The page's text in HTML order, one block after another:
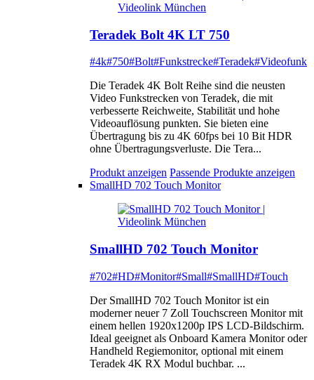
Teradek Bolt 4K LT 750
#4k#750#Bolt#Funkstrecke#Teradek#Videofunk
Die Teradek 4K Bolt Reihe sind die neusten
Video Funkstrecken von Teradek, die mit
verbesserte Reichweite, Stabilität und hohe
Videoauflösung punkten. Sie bieten eine
Übertragung bis zu 4K 60fps bei 10 Bit HDR
ohne Übertragungsverluste. Die Tera...
Produkt anzeigen Passende Produkte anzeigen
SmallHD 702 Touch Monitor
SmallHD 702 Touch Monitor
#702#HD#Monitor#Small#SmallHD#Touch
Der SmallHD 702 Touch Monitor ist ein
moderner neuer 7 Zoll Touchscreen Monitor mit
einem hellen 1920x1200p IPS LCD-Bildschirm.
Ideal geeignet als Onboard Kamera Monitor oder
Handheld Regiemonitor, optional mit einem
Teradek 4K RX Modul buchbar. ...